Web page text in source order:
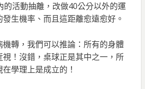
的活動抽離，改做40公分以外的運
生機率、而且這距離愈遠愈好。
轉，我們可以推論：所有的身體
！沒錯，桌球正是其中之一，所
學理上是成立的！